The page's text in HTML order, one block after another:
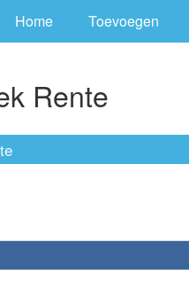
Home Toevoegen
Rente